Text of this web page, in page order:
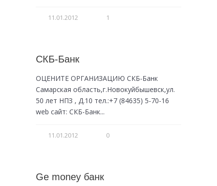
11.01.2012 1
СКБ-Банк
ОЦЕНИТЕ ОРГАНИЗАЦИЮ СКБ-Банк
Самарская область,г.Новокуйбышевск,ул.
50 лет НПЗ , Д.10 тел.:+7 (84635) 5-70-16
web сайт: СКБ-Банк...
11.01.2012 0
Ge money банк